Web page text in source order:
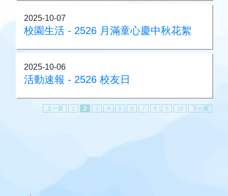
2025-10-07
校園生活 - 2526 月滿童心慶中秋花絮
2025-10-06
活動速報 - 2526 校友日
上一頁 1 2 3 4 5 6 7 8 9 10 下一頁